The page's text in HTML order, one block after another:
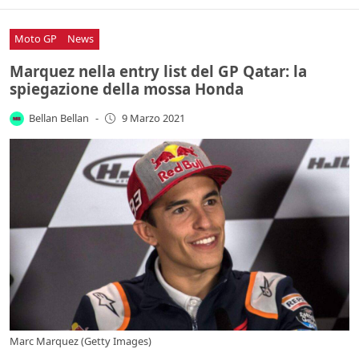
Moto GP News
Marquez nella entry list del GP Qatar: la
spiegazione della mossa Honda
Bellan Bellan - 9 Marzo 2021
Marc Marquez (Getty Images)